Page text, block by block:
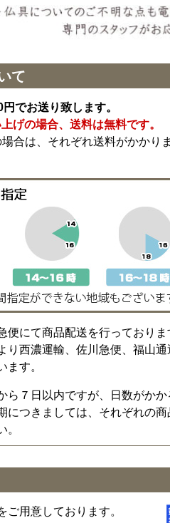
て
でお送り致します。
げの場合、送料は無料です。
合は、それぞれ送料がかかりま
便にて商品配送を行っておりま
り西濃運輸、佐川急便、福山
ます。
ら７日以内ですが、日数がか
につきましては、それぞれの商
。
ご用意しております。